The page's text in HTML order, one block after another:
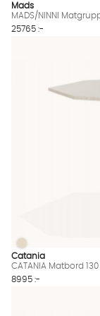
Mads
MADS/NINNI
25765 :-
CATANIA
CATANIA Matbord 130
Catania
CATANIA Matbord
8995 :-